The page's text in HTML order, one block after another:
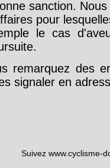
sanction.
pour
le cas
remarquez des
signaler en
Suivez www.cyclisme-